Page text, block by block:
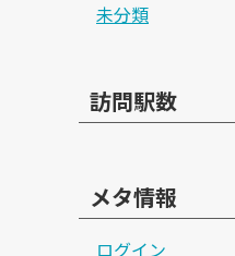
未分類
訪問駅数
メタ情報
ログイン